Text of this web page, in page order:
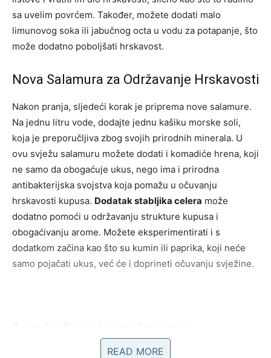
sa uvelim povrćem. Također, možete dodati malo
limunovog soka ili jabučnog octa u vodu za potapanje, što
može dodatno poboljšati hrskavost.
Nova Salamura za Održavanje Hrskavosti
Nakon pranja, sljedeći korak je priprema nove salamure.
Na jednu litru vode, dodajte jednu kašiku morske soli,
koja je preporučljiva zbog svojih prirodnih minerala. U
ovu svježu salamuru možete dodati i komadiće hrena, koji
ne samo da obogaćuje ukus, nego ima i prirodna
antibakterijska svojstva koja pomažu u očuvanju
hrskavosti kupusa. Dodatak stabljika celera može
dodatno pomoći u održavanju strukture kupusa i
obogaćivanju arome. Možete eksperimentirati i s
dodatkom začina kao što su kumin ili paprika, koji neće
samo pojačati ukus, već će i doprineti očuvanju svježine.
READ MORE